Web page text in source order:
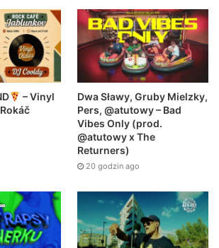
– Vinyl
Dwa Sławy, Gruby Mielzky,
Pers, @atutowy – Bad
Vibes Only (prod.
@atutowy x The
Returners)
20 godzin ago